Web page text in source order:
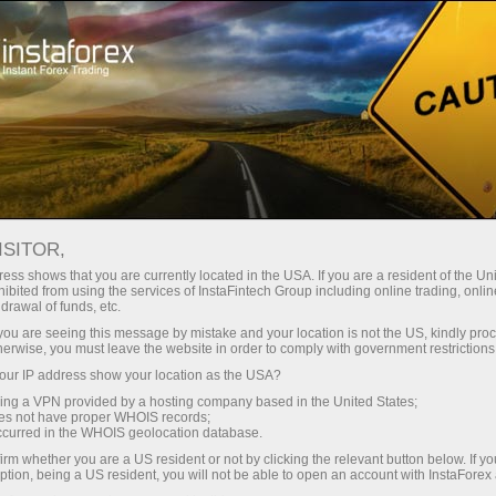
Avec InstaForex, vous accédez à
compétitives : effet de levier
jusqu’à 1:5000, parmi les meilleurs
spreads et commissions du
marché, ainsi que des conditions
avantageuses pour le trading
d’actions et d’indices.
Spreads
Bonus de 30 %
sur chaque dépôt
Vitesse
dans le trading et sur l’autoroute
shows that you are currently located in the USA. If you are a resident of the
from using the services of InstaFintech Group including online trading,
of funds, etc.
are seeing this message by mistake and your location is not the US, kindly
you must leave the website in order to comply with government
IP address show your location as the USA?
a VPN provided by a hosting company based in the United States;
not have proper WHOIS records;
in the WHOIS geolocation database.
whether you are a US resident or not by clicking the relevant button below. If
being a US resident, you will not be able to open an account with InstaForex